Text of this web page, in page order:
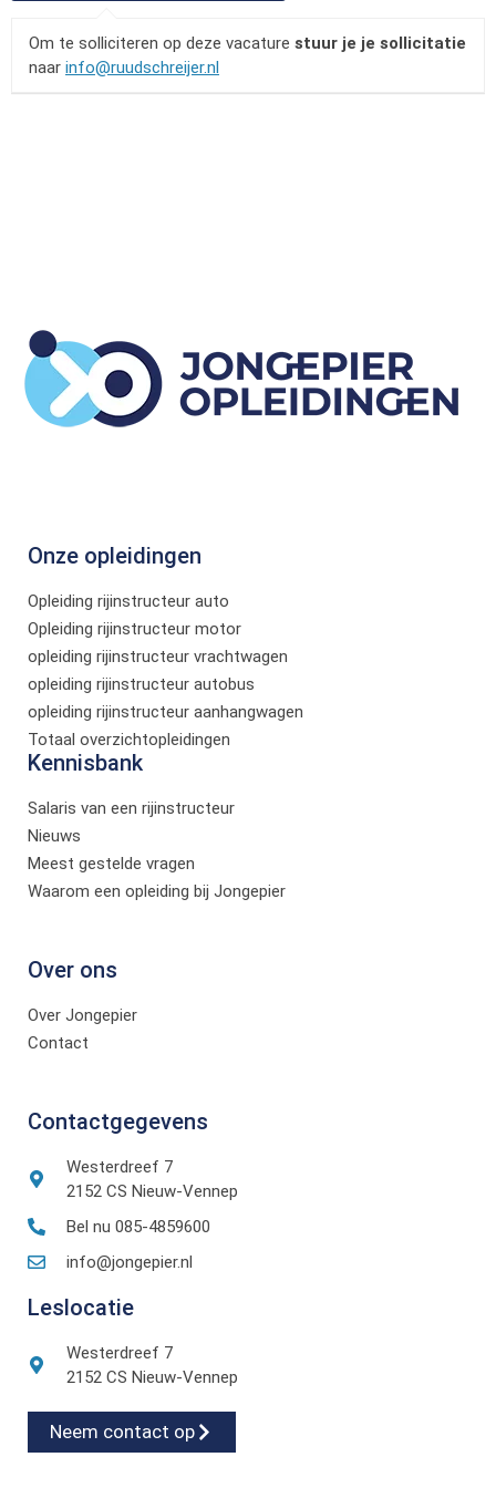
Om te solliciteren op deze vacature stuur je je sollicitatie
naar info@ruudschreijer.nl
Onze opleidingen
Opleiding rijinstructeur auto
Opleiding rijinstructeur motor
opleiding rijinstructeur vrachtwagen
opleiding rijinstructeur autobus
opleiding rijinstructeur aanhangwagen
Totaal overzichtopleidingen
Kennisbank
Salaris van een rijinstructeur
Nieuws
Meest gestelde vragen
Waarom een opleiding bij Jongepier
Over ons
Over Jongepier
Contact
Contactgegevens
Westerdreef 7
2152 CS Nieuw-Vennep
Bel nu 085-4859600
info@jongepier.nl
Leslocatie
Westerdreef 7
2152 CS Nieuw-Vennep
Neem contact op